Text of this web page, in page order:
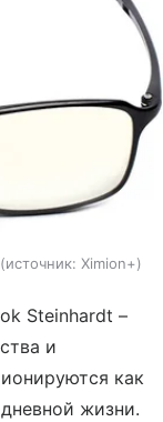
источник: Ximion+
Steinhardt –
и
как
жизни.